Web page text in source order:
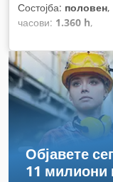
Состојба: половен,
часови: 1.360 h,
Објавете
11 милиони